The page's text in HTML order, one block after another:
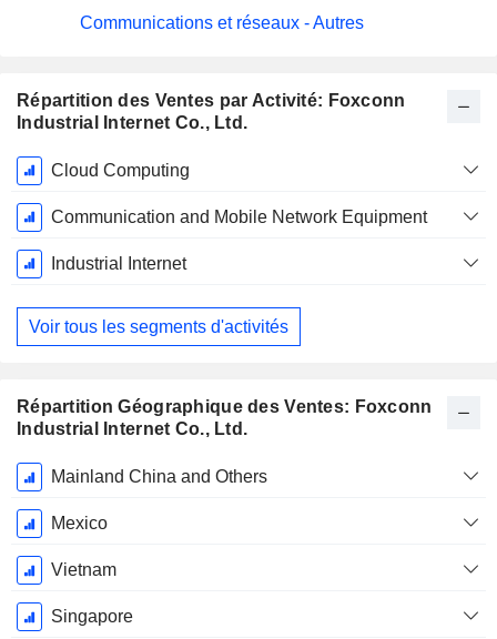
Répartition des Ventes par Activité: Foxconn
Industrial Internet Co., Ltd.
Période
Fiscale:
Décembre
Cloud Computing
Communication and Mobile Network Equipment
Industrial Internet
Voir tous les segments d'activités
Répartition Géographique des Ventes: Foxconn
Industrial Internet Co., Ltd.
Période
Fiscale:
Décembre
Mainland China and Others
Mexico
Vietnam
Singapore
Communications et réseaux - Autres